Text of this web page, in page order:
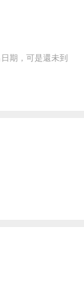
期，可是還未到